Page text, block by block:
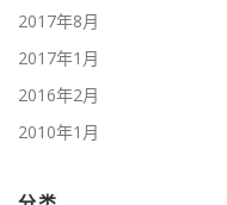
2017年8月
2017年1月
2016年2月
2010年1月